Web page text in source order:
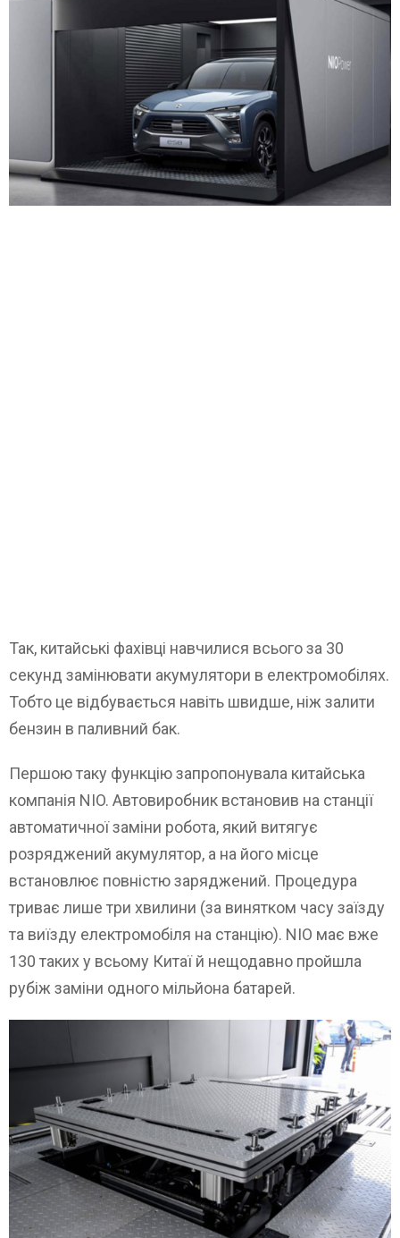
Так, китайські фахівці навчилися всього за 30
секунд замінювати акумулятори в електромобілях.
Тобто це відбувається навіть швидше, ніж залити
бензин в паливний бак.
Першою таку функцію запропонувала китайська
компанія NIO. Автовиробник встановив на станції
автоматичної заміни робота, який витягує
розряджений акумулятор, а на його місце
встановлює повністю заряджений. Процедура
триває лише три хвилини (за винятком часу заїзду
та виїзду електромобіля на станцію). NIO має вже
130 таких у всьому Китаї й нещодавно пройшла
рубіж заміни одного мільйона батарей.